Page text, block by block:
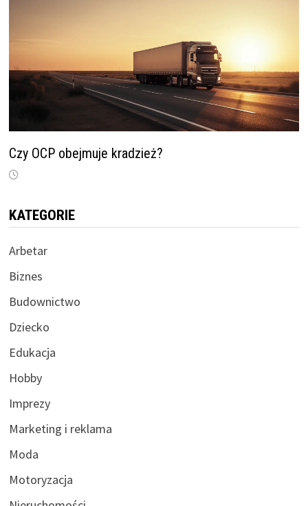
Czy OCP obejmuje kradzież?
KATEGORIE
Arbetar
Biznes
Budownictwo
Dziecko
Edukacja
Hobby
Imprezy
Marketing i reklama
Moda
Motoryzacja